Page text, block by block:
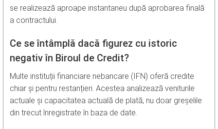
se realizează aproape instantaneu după aprobarea finală
a contractului.
Ce se întâmplă dacă figurez cu istoric
negativ în Biroul de Credit?
Multe instituții financiare nebancare (IFN) oferă credite
chiar și pentru restanțieri. Acestea analizează veniturile
actuale și capacitatea actuală de plată, nu doar greșelile
din trecut înregistrate în baza de date.